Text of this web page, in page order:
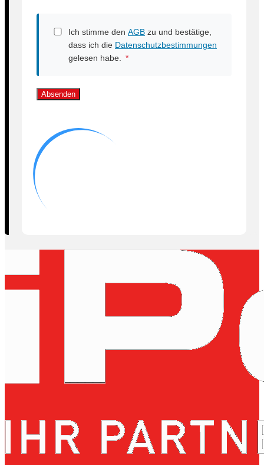
Ich stimme den AGB zu und bestätige,
dass ich die Datenschutzbestimmungen
gelesen habe. *
Absenden